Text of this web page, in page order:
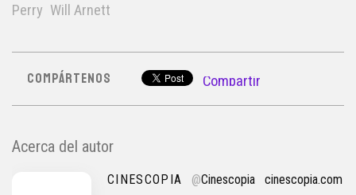
Perry Will Arnett
COMPÁRTENOS Compartir
Acerca del autor
CINESCOPIA @Cinescopia cinescopia.com